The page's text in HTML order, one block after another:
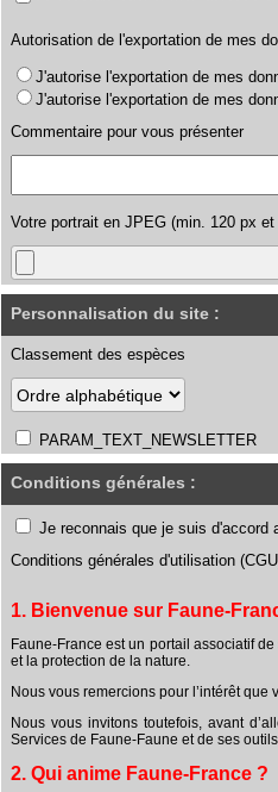
Autorisation de l'exportation de mes
J'autorise l'exportation de mes
J'autorise l'exportation de mes
Commentaire pour vous présenter
Votre portrait en JPEG (min. 120 px
Personnalisation du site :
Classement des espèces
PARAM_TEXT_NEWSLETTER
Conditions générales :
Je reconnais que je suis d'accord
Conditions générales d'utilisation
1. Bienvenue sur Faune-
Faune-France est un portail associatif
et la protection de la nature.
Nous vous remercions pour l’intérêt que
Nous vous invitons toutefois, avant
Services de Faune-Faune et de ses
2. Qui anime Faune-France ?